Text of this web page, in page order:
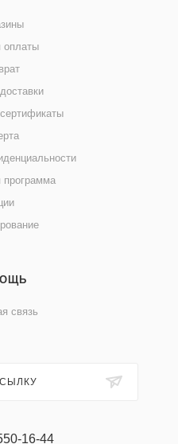
оплаты
программа
связь
16-44